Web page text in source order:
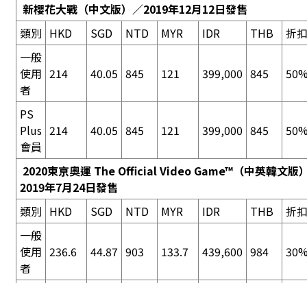
新櫻花大戰（中文版）／2019年12月12日發售
類別 HKD SGD NTD MYR IDR THB
折
一般
使用
者
214 40.05 845 121 399,000 845
PS
Plus
會員
214 40.05 845 121 399,000 845
2020東京奧運 The Official Video Game™（中英韓文版
2019年7月24日發售
類別 HKD SGD NTD MYR IDR THB
折
一般
使用
者
236.6 44.87 903 133.7 439,600 984